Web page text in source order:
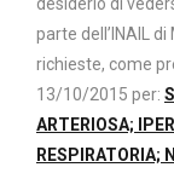
parte dell’INAIL
richieste, come
13/10/2015 per:
ARTERIOSA;
RESPIRATORIA;